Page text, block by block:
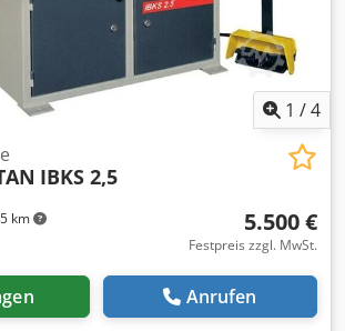
1 /4
km
IBKS 2,5
5.500 €
Festpreis zzgl. MwSt.
Anrufen